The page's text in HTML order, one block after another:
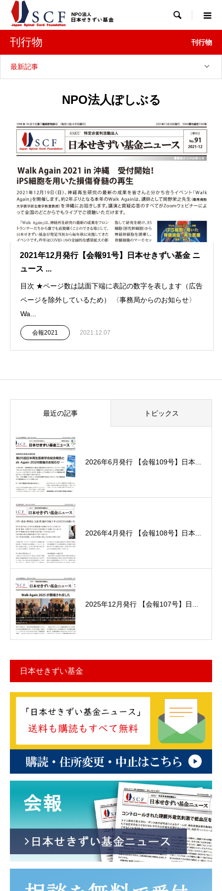

刊行物 刊行物
最新記事
NPO法人ぽしぶる
2021年12月発行【会報91号】日本せきずい基金 ニ
ュース ...
目次 ★ページ数は誌面下端に表記の数字を表します（広告
ページを除外しているため） 〈事務局からのお知らせ〉
Wa...
会報2021 2021.12.07
最近の記事 トピックス
2026年6月発行 【会報109号】日本...
2026年4月発行 【会報108号】日本...
2025年12月発行 【会報107号】日...
日本せきずい基金